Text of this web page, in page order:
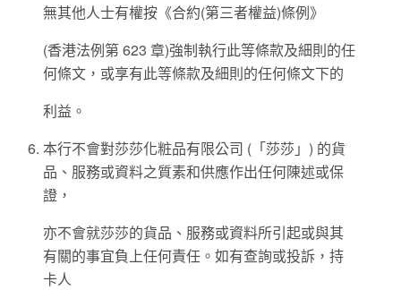
無其他人士有權按《合約(第三者權益)條例》
(香港法例第 623 章)強制執行此等條款及細則的任
何條文，或享有此等條款及細則的任何條文下的
利益。
本行不會對莎莎化粧品有限公司 (「莎莎」) 的貨
品、服務或資料之質素和供應作出任何陳述或保
證，
亦不會就莎莎的貨品、服務或資料所引起或與其
有關的事宜負上任何責任。如有查詢或投訴，持
卡人